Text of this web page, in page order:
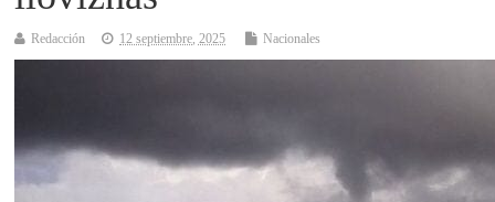
Redacción 12 septiembre, 2025 Nacionales